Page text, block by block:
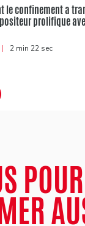
le confinement a
prolifique
| 2 min 22 sec